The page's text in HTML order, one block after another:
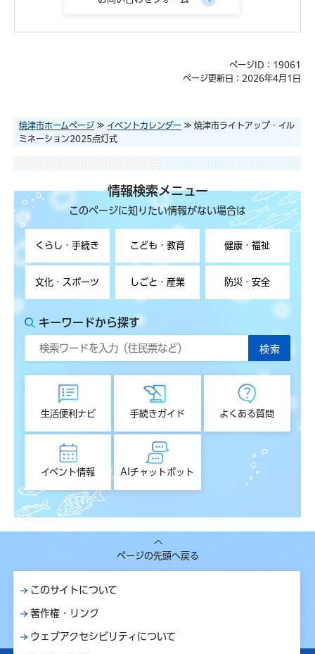
ページID：19061
ページ更新日：2026年4月1日
焼津市ホームページ ≫ イベントカレンダー ≫ 焼津市ライトアップ・イル
ミネーション2025点灯式
情報検索メニュー
このページに知りたい情報がない場合は
くらし・手続き こども・教育 健康・福祉
文化・スポーツ しごと・産業 防災・安全
キーワードから探す
生活便利ナビ 手続きガイド よくある質問
イベント情報 AIチャットボット
ページの先頭へ戻る
このサイトについて
著作権・リンク
ウェブアクセシビリティについて